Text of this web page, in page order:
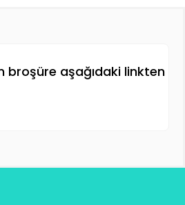
broşüre aşağıdaki linkten